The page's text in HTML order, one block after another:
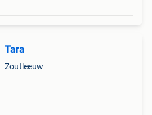
Tara
Zoutleeuw